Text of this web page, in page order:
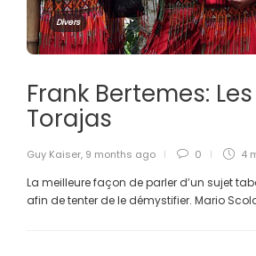
Divers
Frank Bertemes:
Torajas
Guy Kaiser, 9 months ago 0 4
La meilleure façon de parler d’un sujet
afin de tenter de le démystifier. Mario